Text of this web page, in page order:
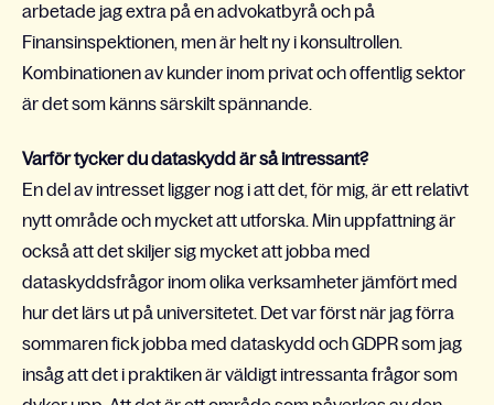
arbetade jag extra på en advokatbyrå och på
Finansinspektionen, men är helt ny i konsultrollen.
Kombinationen av kunder inom privat och offentlig sektor
är det som känns särskilt spännande.
Varför tycker du dataskydd är så intressant?
En del av intresset ligger nog i att det, för mig, är ett relativt
nytt område och mycket att utforska. Min uppfattning är
också att det skiljer sig mycket att jobba med
dataskyddsfrågor inom olika verksamheter jämfört med
hur det lärs ut på universitetet. Det var först när jag förra
sommaren fick jobba med dataskydd och GDPR som jag
insåg att det i praktiken är väldigt intressanta frågor som